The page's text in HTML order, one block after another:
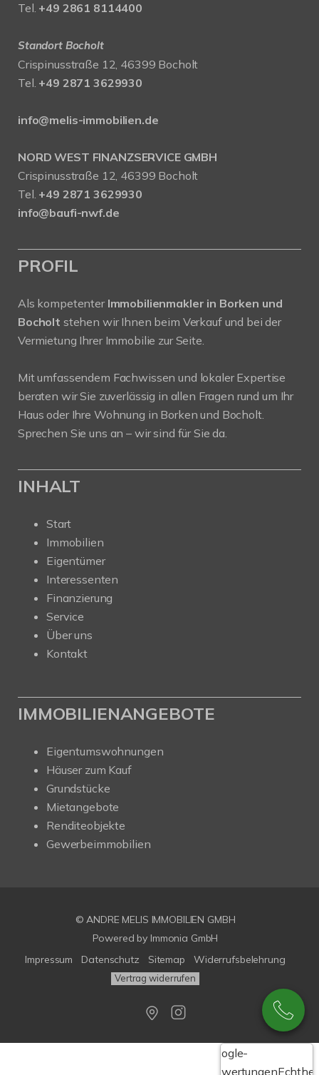
Tel. +49 2861 8114400
Standort Bocholt
Crispinusstraße 12, 46399 Bocholt
Tel. +49 2871 3629930
info@melis-immobilien.de
NORD WEST FINANZSERVICE GMBH
Crispinusstraße 12, 46399 Bocholt
Tel. +49 2871 3629930
info@baufi-nwf.de
PROFIL
Als kompetenter Immobilienmakler in Borken und
Bocholt stehen wir Ihnen beim Verkauf und bei der
Vermietung Ihrer Immobilie zur Seite.
Mit umfassendem Fachwissen und lokaler Expertise
beraten wir Sie zuverlässig in allen Fragen rund um Ihr
Haus oder Ihre Wohnung in Borken und Bocholt.
Sprechen Sie uns an – wir sind für Sie da.
INHALT
Start
Immobilien
Eigentümer
Interessenten
Finanzierung
Service
Über uns
Kontakt
IMMOBILIENANGEBOTE
Eigentumswohnungen
Häuser zum Kauf
Grundstücke
Mietangebote
Renditeobjekte
Gewerbeimmobilien
© ANDRE MELIS IMMOBILIEN GMBH
Powered by Immonia GmbH
Impressum
Datenschutz Sitemap Widerrufsbelehrung
Vertrag widerrufen
Google-
Bewertungen